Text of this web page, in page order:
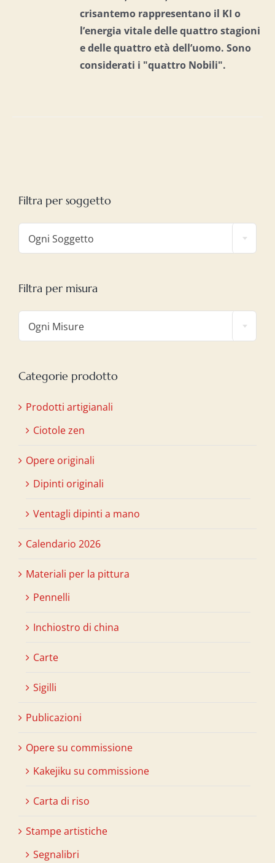
crisantemo rappresentano il KI o
l’energia vitale delle quattro stagioni
e delle quattro età dell’uomo. Sono
considerati i "quattro Nobili".
Filtra per soggetto
Ogni Soggetto
Filtra per misura
Ogni Misure
Categorie prodotto
Prodotti artigianali
Ciotole zen
Opere originali
Dipinti originali
Ventagli dipinti a mano
Calendario 2026
Materiali per la pittura
Pennelli
Inchiostro di china
Carte
Sigilli
Publicazioni
Opere su commissione
Kakejiku su commissione
Carta di riso
Stampe artistiche
Segnalibri